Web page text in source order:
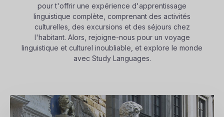
pour t'offrir une expérience d'apprentissage
linguistique complète, comprenant des activités
culturelles, des excursions et des séjours chez
l'habitant. Alors, rejoigne-nous pour un voyage
linguistique et culturel inoubliable, et explore le monde
avec Study Languages.